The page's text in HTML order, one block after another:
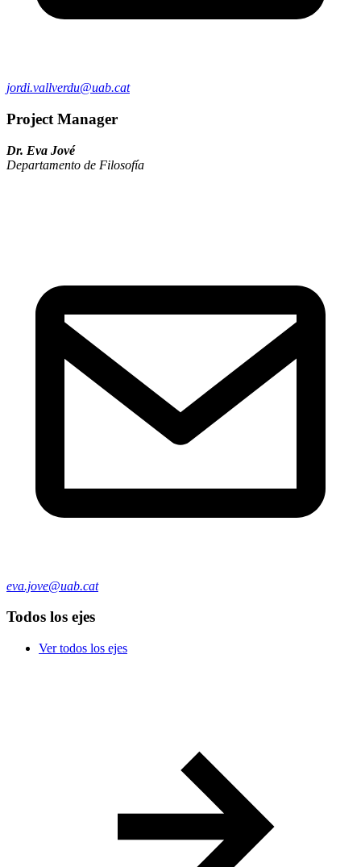
jordi.vallverdu@uab.cat
Project Manager
Dr. Eva Jové
Departamento de Filosofía
eva.jove@uab.cat
Todos los ejes
Ver todos los ejes